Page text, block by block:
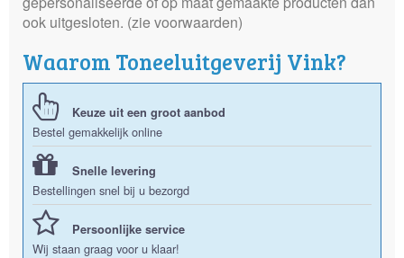
ook uitgesloten. (zie voorwaarden)
Waarom Toneeluitgeverij Vink?
Keuze uit een groot aanbod
Bestel gemakkelijk online
Snelle levering
Bestellingen snel bij u bezorgd
Persoonlijke service
Wij staan graag voor u klaar!